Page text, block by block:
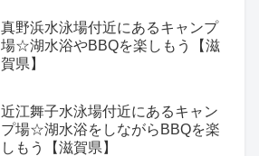
真野浜水泳場付近にあるキャンプ
場☆湖水浴やBBQを楽しもう【滋
賀県】
近江舞子水泳場付近にあるキャン
プ場☆湖水浴をしながらBBQを楽
しもう【滋賀県】